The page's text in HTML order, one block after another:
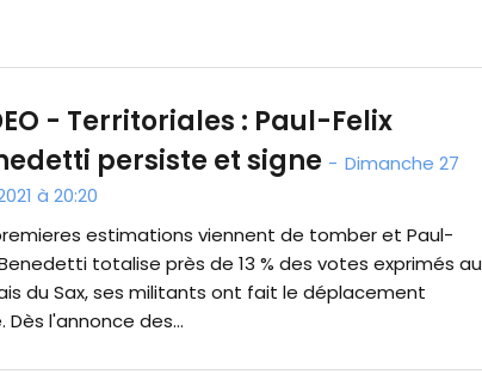
- Territoriales : Paul-Felix
persiste et signe - Dimanche 27
à 20:20
estimations viennent de tomber et Paul-
totalise près de 13 % des votes exprimés au
du Sax, ses militants ont fait le déplacement
l'annonce des...